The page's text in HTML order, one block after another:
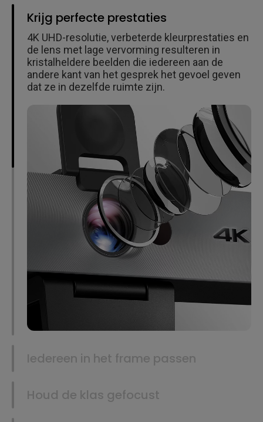
Krijg perfecte prestaties
4K UHD-resolutie, verbeterde kleurprestaties en
de lens met lage vervorming resulteren in
kristalheldere beelden die iedereen aan de
andere kant van het gesprek het gevoel geven
dat ze in dezelfde ruimte zijn.
Iedereen in het frame passen
Houd de klas gefocust